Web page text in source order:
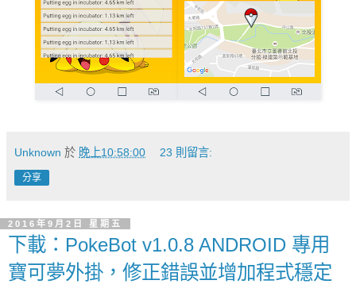
Unknown 於 晚上10:58:00 23 則留言:
分享
2016年9月2日 星期五
下載：PokeBot v1.0.8 ANDROID 專用
寶可夢外掛，修正錯誤並增加程式穩定